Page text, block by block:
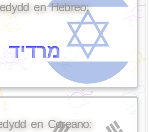
en Hebreo:
מרדיד
en Coreano: